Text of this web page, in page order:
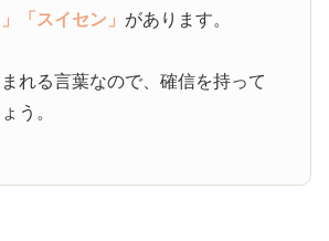
「スイセン」 があります。
れる言葉なので、確信を持って
う。